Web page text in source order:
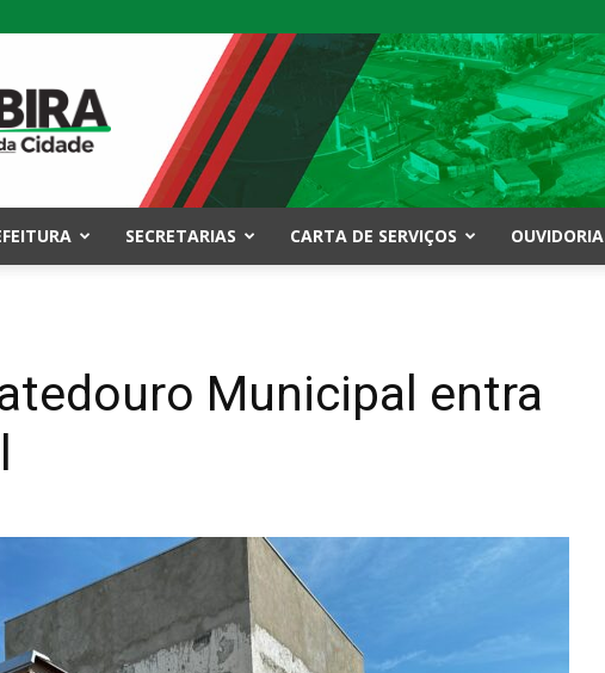
SECRETARIAS CARTA DE SERVIÇOS OUVIDORIA
Municipal entra